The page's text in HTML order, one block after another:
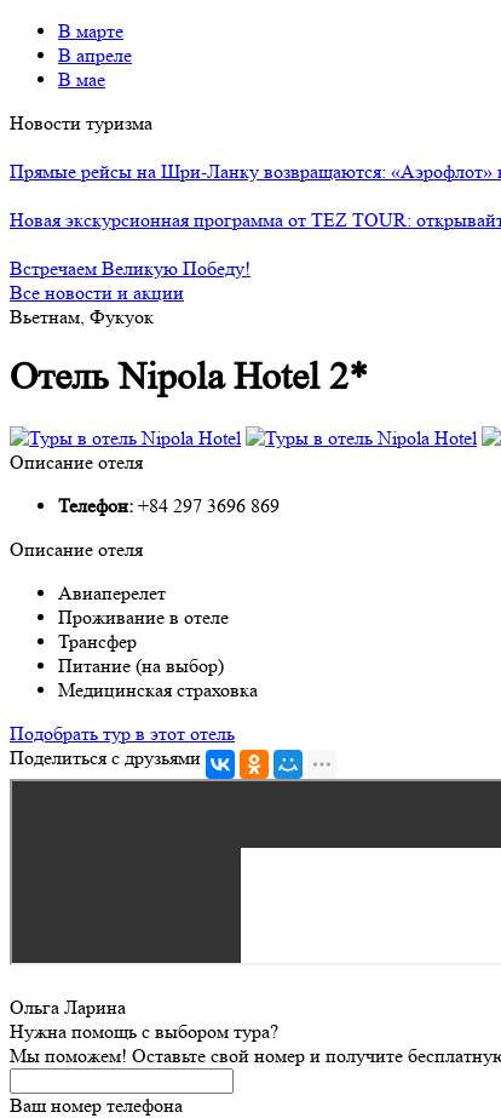
В марте
В апреле
В мае
Новости туризма
Прямые рейсы на Шри-Ланку возвращаются: «Аэрофлот»
Новая экскурсионная программа от TEZ TOUR:
Встречаем Великую Победу!
Все новости и акции
Вьетнам, Фукуок
Отель Nipola Hotel 2*
Описание отеля
Телефон: +84 297 3696 869
Описание отеля
Авиаперелет
Проживание в отеле
Трансфер
Питание (на выбор)
Медицинская страховка
Подобрать тур в этот отель
Поделиться с друзьями
Ольга Ларина
Нужна помощь с выбором тура?
Мы поможем! Оставьте свой номер и получите
Ваш номер телефона